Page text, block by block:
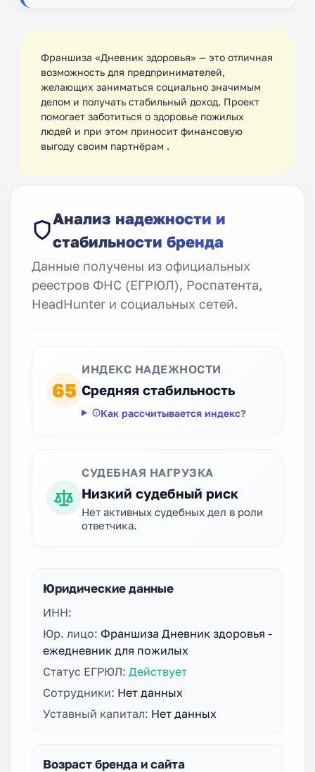
Франшиза «Дневник здоровья» — это отличная
возможность для предпринимателей,
желающих заниматься социально значимым
делом и получать стабильный доход. Проект
помогает заботиться о здоровье пожилых
людей и при этом приносит финансовую
выгоду своим партнёрам .
Анализ надежности и
стабильности бренда
Данные получены из официальных
реестров ФНС (ЕГРЮЛ), Роспатента,
HeadHunter и социальных сетей.
65
ИНДЕКС НАДЕЖНОСТИ
Средняя стабильность
Как рассчитывается индекс?
СУДЕБНАЯ НАГРУЗКА
Низкий судебный риск
Нет активных судебных дел в роли
ответчика.
Юридические данные
ИНН:
Юр. лицо: Франшиза Дневник здоровья -
ежедневник для пожилых
Статус ЕГРЮЛ: Действует
Сотрудники: Нет данных
Уставный капитал: Нет данных
Возраст бренда и сайта